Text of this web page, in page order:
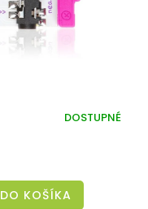
DOSTUPNÉ
DO KOŠÍKA